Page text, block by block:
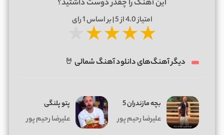
این آهنگ را چقدر دوست داشتید؟
امتیاز4.0از 5 | بر اساس 1رای
★★★★
دیگر آهنگ‌های دانلود آهنگ شمالی 🤘
بچه مازندران 5
علیرضا رحیم پور
پتو پلنگی
علیرضا رحیم پور